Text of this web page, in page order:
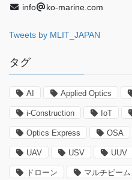
info
ko-marine.com
Tweets by MLIT_JAPAN
タグ
AI Applied Optics
i-Construction IoT
Optics Express OSA
UAV USV UUV
ドローン マルチビーム